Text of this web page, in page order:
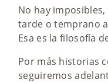
No hay
tarde o temprano
Esa es la filosofía
Por más historias
seguiremos